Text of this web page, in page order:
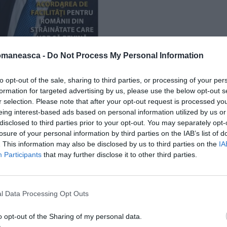
- Do Not Process My Personal Information
opt-out of the sale, sharing to third parties, or processing of your
for targeted advertising by us, please use the below opt-out
selection. Please note that after your opt-out request is processed
interest-based ads based on personal information utilized by us
to third parties prior to your opt-out. You may separately
of your personal information by third parties on the IAB’s list of
This information may also be disclosed by us to third parties on the
Participants that may further disclose it to other third parties.
Data Processing Opt Outs
opt-out of the Sharing of my personal data.
e deputat ales în
afară, deputatul Făgărășian a inițiat
acordarea unor facilități
nedeterminată români din afară;
instituirea unor programe
circa 150.000 de copii ai căror părinți